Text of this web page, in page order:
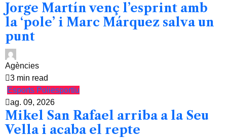
Jorge Martín venç l’esprint amb
la ‘pole’ i Marc Márquez salva un
punt
Agències
3 min read
Esports Poliesportiu
ag. 09, 2026
Mikel San Rafael arriba a la Seu
Vella i acaba el repte